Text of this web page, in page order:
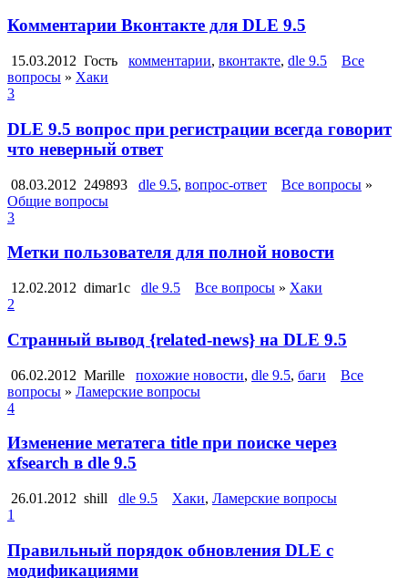
Комментарии Вконтакте для DLE 9.5
15.03.2012 Гость комментарии, вконтакте, dle 9.5
Все
вопросы » Хаки
3
DLE 9.5 вопрос при регистрации всегда говорит
что неверный ответ
08.03.2012 249893 dle 9.5, вопрос-ответ Все вопросы »
Общие вопросы
3
Метки пользователя для полной новости
12.02.2012 dimar1c dle 9.5 Все вопросы » Хаки
2
Странный вывод {related-news} на DLE 9.5
06.02.2012 Marille похожие новости, dle 9.5, баги
Все
вопросы » Ламерские вопросы
4
Изменение метатега title при поиске через
xfsearch в dle 9.5
26.01.2012 shill dle 9.5 Хаки, Ламерские вопросы
1
Правильный порядок обновления DLE с
модификациями